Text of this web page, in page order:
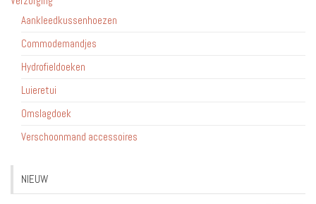
Aankleedkussenhoezen
Commodemandjes
Hydrofieldoeken
Luieretui
Omslagdoek
Verschoonmand accessoires
NIEUW